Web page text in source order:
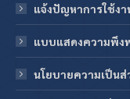
แจ้งปัญหาการใช้งา
แบบแสดงความพึง
นโยบายความเป็นส่